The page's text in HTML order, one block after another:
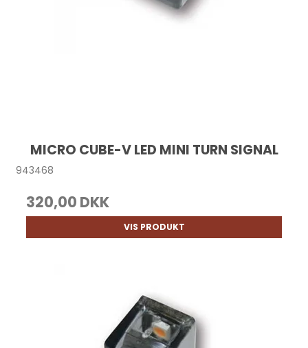
MICRO CUBE-V LED MINI TURN SIGNAL
943468
320,00 DKK
VIS PRODUKT